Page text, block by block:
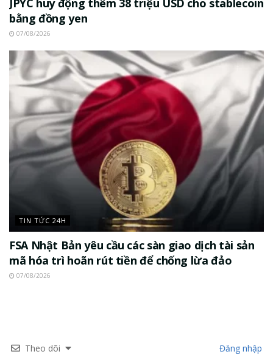
bằng đồng yen
07/08/2026
TIN TỨC 24H
FSA Nhật Bản yêu cầu các sàn giao dịch tài sản
mã hóa trì hoãn rút tiền để chống lừa đảo
07/08/2026
Theo dõi Đăng nhập